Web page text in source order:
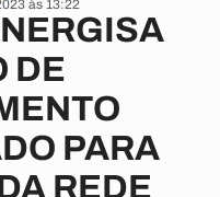
às 13:22
DE
PARA
REDE